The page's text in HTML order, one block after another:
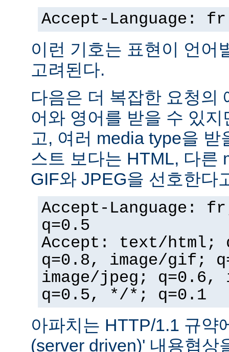
Accept-Language: fr
이런 기호는 표현이 언어
고려된다.
다음은 더 복잡한 요청의
어와 영어를 받을 수 있
고, 여러 media type을
스트 보다는 HTML, 다른
GIF와 JPEG을 선호한다
Accept-Language:
q=0.5
Accept: text/html;
q=0.8, image/gif;
image/jpeg; q=0.6,
q=0.5, */*; q=0.1
아파치는 HTTP/1.1 규약
(server driven)' 내용협상